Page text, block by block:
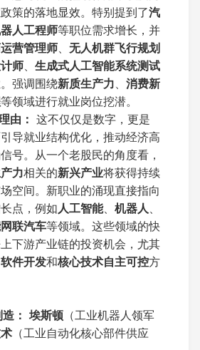
策的落地显效。特别提到了汽
人工程师等职位需求增长，并
营管理师、 无人机群飞行规划
师、 生成式人工智能系统测试
强调围绕新质生产力、 消费新
等领域进行就业岗位挖潜。
由： 这不仅仅是数字，更是
导就业结构优化，推动经济高
号。从一个老股民的角度看，
力相关的新兴产业将获得持续
空间。新职业的涌现直接指向
点，例如人工智能、 机器人、
联汽车等领域。这些领域的快
下游产业链的投资机会，尤其
软件开发和核心技术自主可控方
： 埃斯顿 （工业机器人领军
（工业自动化核心部件供应